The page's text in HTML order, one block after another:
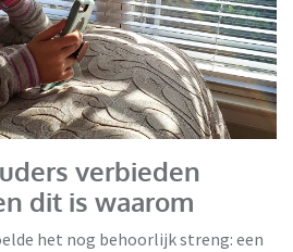
verbieden
dit is waarom
het nog behoorlijk streng: een